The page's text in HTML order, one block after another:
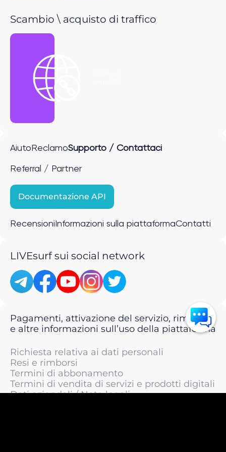
Scambio \ acquisto di traffico
Aiuto ReclamoSupporto / Contattaci
Referral / Partner
Documentazione API
Recensioni Informazioni sulla piattaformaContatti
LIVEsurf sui social network
Pagamenti, attivazione del servizio, rimborsi
e altre informazioni sull’uso della piattaforma
Richiesta relativa ai dati personali
Resi e rimborsi
Termini di abbonamento
Termini di vendita di servizi e prodotti digitali
Dati aziendali / Note legali